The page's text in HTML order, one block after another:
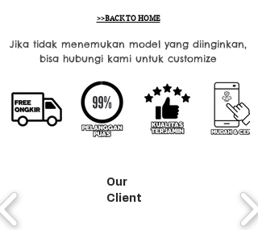
>>BACK TO HOME
Jika tidak menemukan model yang diinginkan,
bisa hubungi kami untuk customize
Our
Client